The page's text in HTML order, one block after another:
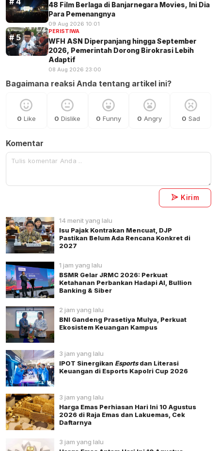
48 Film Berlaga di Banjarnegara Movies, Ini Dia
Para Pemenangnya
09 Aug 2026 10:01
PERISTIWA
WFH ASN Diperpanjang hingga September
2026, Pemerintah Dorong Birokrasi Lebih
Adaptif
08 Aug 2026 23:00
Bagaimana reaksi Anda tentang artikel ini?
0 Like 0 Dislike 0 Funny 0 Angry 0 Sad
Komentar
Kirim
14 menit yang lalu
Isu Pajak Kontrakan Mencuat, DJP
Pastikan Belum Ada Rencana Konkret di
2027
1 jam yang lalu
BSMR Gelar JRMC 2026: Perkuat
Ketahanan Perbankan Hadapi AI, Bullion
Banking & Siber
2 jam yang lalu
BNI Gandeng Prasetiya Mulya, Perkuat
Ekosistem Keuangan Kampus
3 jam yang lalu
IPOT Sinergikan Esportsdan Literasi
Keuangan di Esports Kapolri Cup 2026
3 jam yang lalu
Harga Emas Perhiasan Hari Ini 10 Agustus
2026 di Raja Emas dan Lakuemas, Cek
Daftarnya
3 jam yang lalu